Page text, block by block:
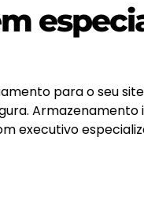
para o seu
executivo